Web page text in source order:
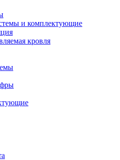
и комплектующие
кровля